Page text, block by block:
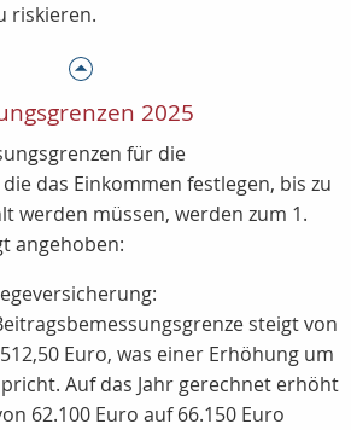
riskieren.
2025
für die
das Einkommen festlegen, bis zu
werden müssen, werden zum 1.
angehoben:
steigt von
Euro, was einer Erhöhung um
Auf das Jahr gerechnet erhöht
62.100 Euro auf 66.150 Euro